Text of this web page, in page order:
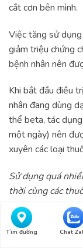
Tìm đường Chat
cắt cơn bên mình.
Việc tăng sử
giảm triệu chứng
bệnh nhân nên
Khi bắt đầu điều
nhân đang dùng
thể beta, tác
một ngày) nên
xuyên các loại
Sử dụng quá
thời cùng các
khác
Seretide Evohaler